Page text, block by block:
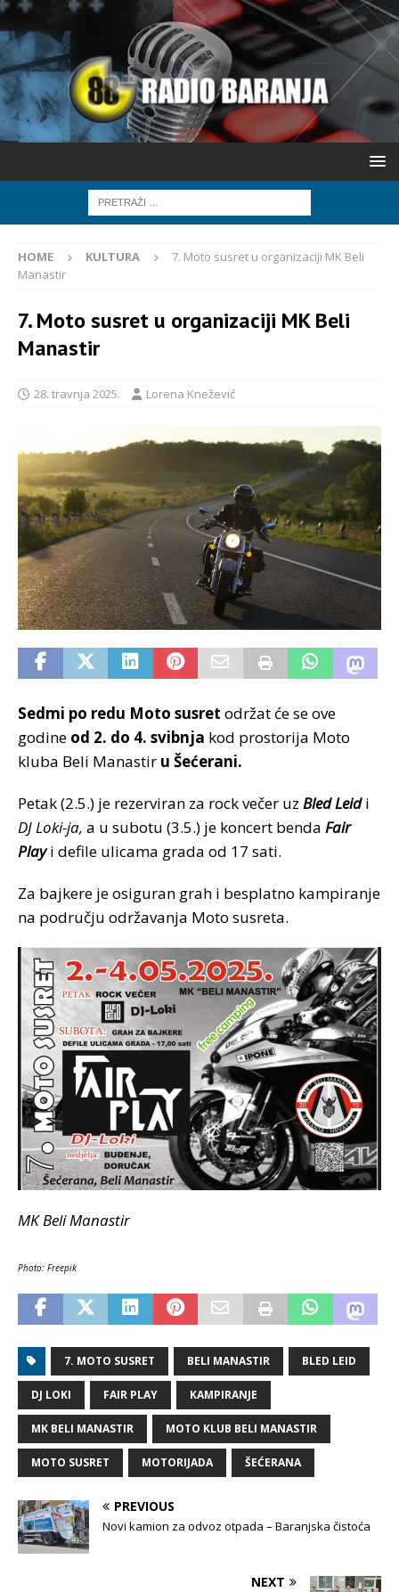
HOME KULTURA
7. Moto susret u organizaciji MK Beli
Manastir
7. Moto susret u organizaciji MK Beli
Manastir
28. travnja 2025. Lorena Knežević
Sedmi po redu Moto susret održat će se ove
godine od 2. do 4. svibnja kod prostorija Moto
kluba Beli Manastir u Šećerani.
Petak (2.5.) je rezerviran za rock večer uz Bled Leidi
DJ Loki-ja, a u subotu (3.5.) je koncert benda Fair
Playi defile ulicama grada od 17 sati.
Za bajkere je osiguran grah i besplatno kampiranje
na području održavanja Moto susreta.
MK Beli Manastir
Photo: Freepik
7. MOTO SUSRET BELI MANASTIR BLED LEID
DJ LOKI FAIR PLAY KAMPIRANJE
MK BELI MANASTIR MOTO KLUB BELI MANASTIR
MOTO SUSRET MOTORIJADA ŠEĆERANA
PREVIOUS
Novi kamion za odvoz otpada – Baranjska čistoća
NEXT